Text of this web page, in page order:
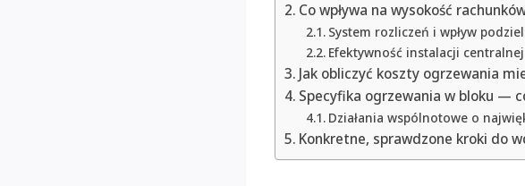
Co wpływa na wysokość
System rozliczeń i wpływ
Efektywność instalacji centralnej
Jak obliczyć koszty ogrzewania
Specyfika ogrzewania w bloku —
Działania wspólnotowe o
Konkretne, sprawdzone kroki do